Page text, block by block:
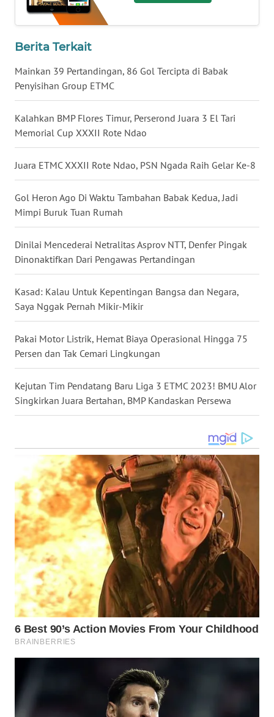
Berita Terkait
Mainkan 39 Pertandingan, 86 Gol Tercipta di Babak
Penyisihan Group ETMC
Kalahkan BMP Flores Timur, Perserond Juara 3 El Tari
Memorial Cup XXXII Rote Ndao
Juara ETMC XXXII Rote Ndao, PSN Ngada Raih Gelar Ke-8
Gol Heron Ago Di Waktu Tambahan Babak Kedua, Jadi
Mimpi Buruk Tuan Rumah
Dinilai Mencederai Netralitas Asprov NTT, Denfer Pingak
Dinonaktifkan Dari Pengawas Pertandingan
Kasad: Kalau Untuk Kepentingan Bangsa dan Negara,
Saya Nggak Pernah Mikir-Mikir
Pakai Motor Listrik, Hemat Biaya Operasional Hingga 75
Persen dan Tak Cemari Lingkungan
Kejutan Tim Pendatang Baru Liga 3 ETMC 2023! BMU Alor
Singkirkan Juara Bertahan, BMP Kandaskan Persewa
KALTENG
WN
KALTARA
WN
KALSEL
WN
KALTIM
WN
SULSEL
WN
WN
MALUT
DAIRI
WN
DANAU
TOBA
WN
NIAS
WN
LANGKAT
WN
TAPANULI
SELATAN